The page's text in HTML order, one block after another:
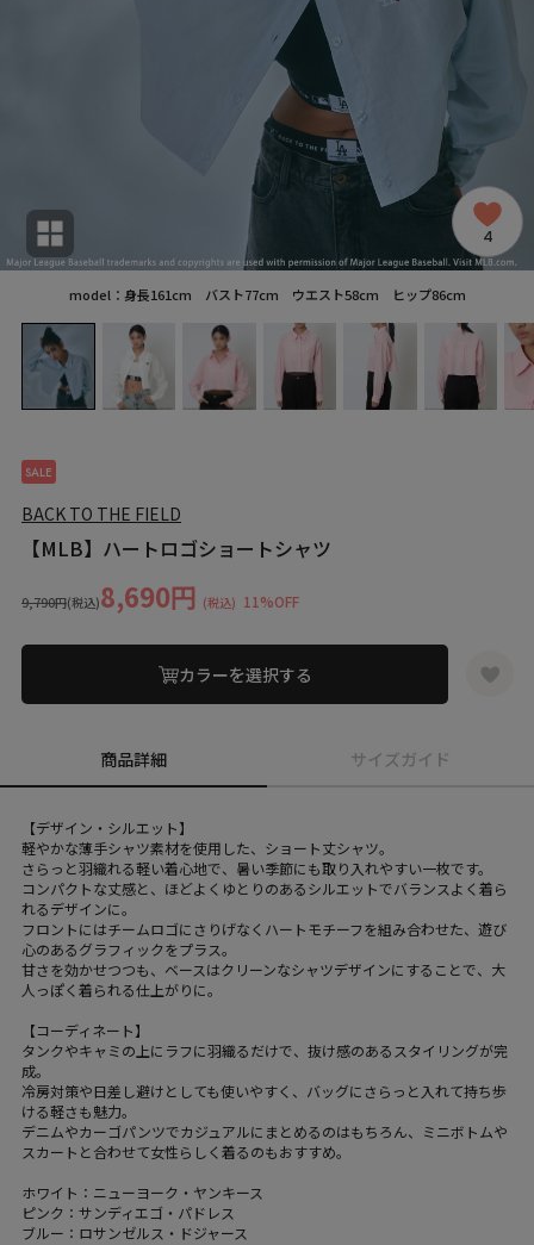
4
model：身長161cm バスト77cm ウエスト58cm ヒップ86cm
SALE
BACK TO THE FIELD
【MLB】ハートロゴショートシャツ
9,790円(税込)8,690円 (税込) 11%OFF
カラーを選択する
商品詳細 サイズガイド
【デザイン・シルエット】
軽やかな薄手シャツ素材を使用した、ショート丈シャツ。
さらっと羽織れる軽い着心地で、暑い季節にも取り入れやすい一枚です。
コンパクトな丈感と、ほどよくゆとりのあるシルエットでバランスよく着ら
れるデザインに。
フロントにはチームロゴにさりげなくハートモチーフを組み合わせた、遊び
心のあるグラフィックをプラス。
甘さを効かせつつも、ベースはクリーンなシャツデザインにすることで、大
人っぽく着られる仕上がりに。
【コーディネート】
タンクやキャミの上にラフに羽織るだけで、抜け感のあるスタイリングが完
成。
冷房対策や日差し避けとしても使いやすく、バッグにさらっと入れて持ち歩
ける軽さも魅力。
デニムやカーゴパンツでカジュアルにまとめるのはもちろん、ミニボトムや
スカートと合わせて女性らしく着るのもおすすめ。
ホワイト：ニューヨーク・ヤンキース
ピンク：サンディエゴ・パドレス
ブルー：ロサンゼルス・ドジャース